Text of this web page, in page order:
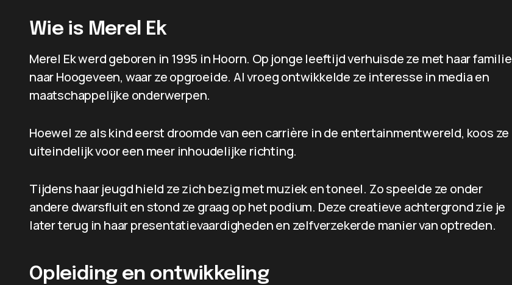
Wie is Merel Ek
Merel Ek werd geboren in 1995 in Hoorn. Op jonge leeftijd verhuisde ze met haar familie
naar Hoogeveen, waar ze opgroeide. Al vroeg ontwikkelde ze interesse in media en
maatschappelijke onderwerpen.
Hoewel ze als kind eerst droomde van een carrière in de entertainmentwereld, koos ze
uiteindelijk voor een meer inhoudelijke richting.
Tijdens haar jeugd hield ze zich bezig met muziek en toneel. Zo speelde ze onder
andere dwarsfluit en stond ze graag op het podium. Deze creatieve achtergrond zie je
later terug in haar presentatievaardigheden en zelfverzekerde manier van optreden.
Opleiding en ontwikkeling